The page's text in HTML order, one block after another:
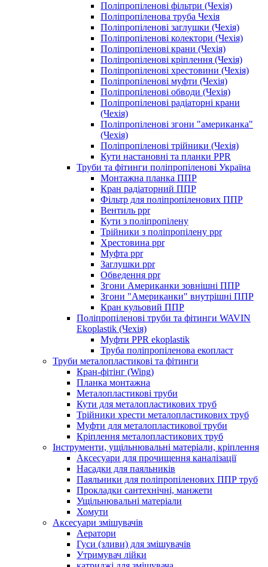
Поліпропіленові фільтри (Чехія)
Поліпропіленова труба Чехія
Поліпропіленові заглушки (Чехія)
Поліпропіленові колектори (Чехія)
Поліпропіленові крани (Чехія)
Поліпропіленові кріплення (Чехія)
Поліпропіленові хрестовини (Чехія)
Поліпропіленові муфти (Чехія)
Поліпропіленові обводи (Чехія)
Поліпропіленові радіаторні крани
(Чехія)
Поліпропіленові згони "американка"
(Чехія)
Поліпропіленові трійники (Чехія)
Кути настановні та планки PPR
Труби та фітинги поліпропіленові Україна
Монтажна планка ППР
Кран радіаторний ППР
Фільтр для поліпропіленових ППР
Вентиль ppr
Кути з поліпропілену
Трійники з поліпропілену ppr
Хрестовина ppr
Муфта ppr
Заглушки ppr
Обведення ppr
Згони Американки зовнішні ППР
Згони "Американки" внутрішні ППР
Кран кульовий ППР
Поліпропіленові труби та фітинги WAVIN
Ekoplastik (Чехія)
Муфти PPR ekoplastik
Труба поліпропіленова екопласт
Труби металопластикові та фітинги
Кран-фітінг (Wing)
Планка монтажна
Металопластикові труби
Кути для металопластикових труб
Трійники хрести металопластикових труб
Муфти для металопластикової труби
Кріплення металопластикових труб
Інструменти, ущільнювальні матеріали, кріплення
Аксесуари для прочищення каналізації
Насадки для паяльників
Паяльники для поліпропіленових ППР труб
Прокладки сантехнічні, манжети
Ущільнювальні матеріали
Хомути
Аксесуари змішувачів
Аератори
Гуси (зливи) для змішувачів
Утримувач лійки